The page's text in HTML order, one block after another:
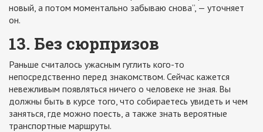
новый, а потом моментально забываю снова”, — уточняет
он.
13. Без сюрпризов
Раньше считалось ужасным гуглить кого-то
непосредственно перед знакомством. Сейчас кажется
невежливым появляться ничего о человеке не зная. Вы
должны быть в курсе того, что собираетесь увидеть и чем
заняться, где можно поесть, а также знать вероятные
транспортные маршруты.